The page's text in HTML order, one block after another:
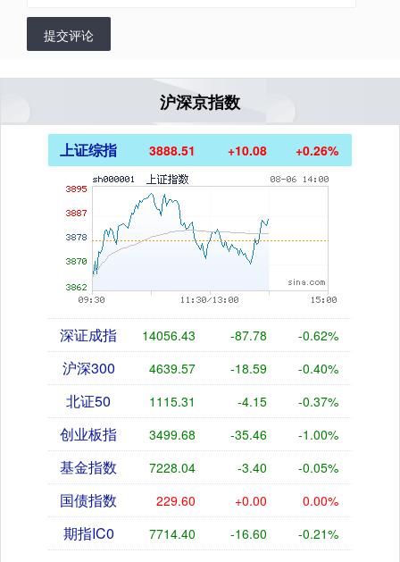
提交评论
沪深京指数
上证综指 3888.51 +10.08 +0.26%
深证成指 14056.43 -87.78 -0.62%
沪深300 4639.57 -18.59 -0.40%
北证50 1115.31 -4.15 -0.37%
创业板指 3499.68 -35.46 -1.00%
基金指数 7228.04 -3.40 -0.05%
国债指数 229.60 +0.00 0.00%
期指IC0 7714.40 -16.60 -0.21%